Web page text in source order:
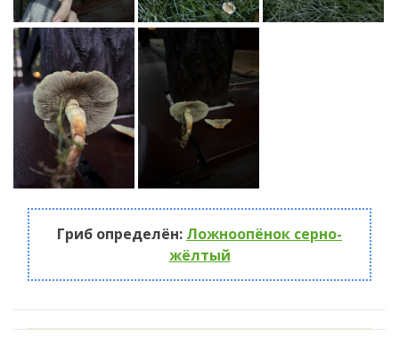
Гриб определён: Ложноопёнок серно-
жёлтый